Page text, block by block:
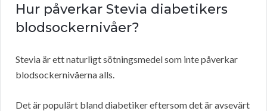
Hur påverkar Stevia diabetikers
blodsockernivåer?
Stevia är ett naturligt sötningsmedel som inte påverkar
blodsockernivåerna alls.
Det är populärt bland diabetiker eftersom det är avsevärt